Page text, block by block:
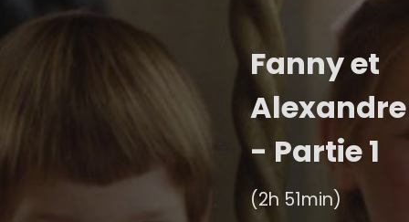
Fanny et
Alexandre
- Partie 1
(2h 51min)